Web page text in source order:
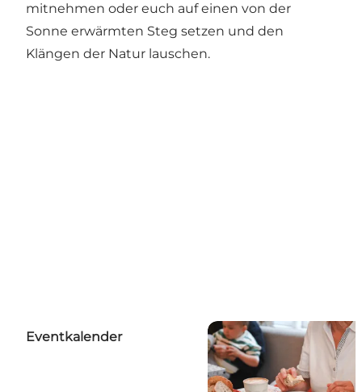
mitnehmen oder euch auf einen von der
Sonne erwärmten Steg setzen und den
Klängen der Natur lauschen.
Eventkalender